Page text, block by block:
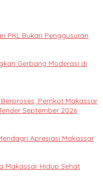
PKL Bukan Penggusuran
Gerbang Moderasi di
Pemkot Makassar
September 2026
Apresiasi Makassar
Makassar Hidup Sehat